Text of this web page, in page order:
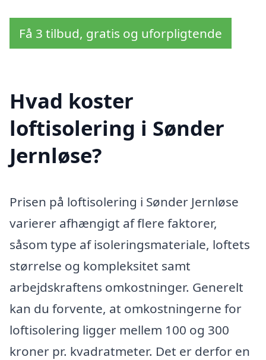
Få 3 tilbud, gratis og uforpligtende
Hvad koster
loftisolering i Sønder
Jernløse?
Prisen på loftisolering i Sønder Jernløse
varierer afhængigt af flere faktorer,
såsom type af isoleringsmateriale, loftets
størrelse og kompleksitet samt
arbejdskraftens omkostninger. Generelt
kan du forvente, at omkostningerne for
loftisolering ligger mellem 100 og 300
kroner pr. kvadratmeter. Det er derfor en